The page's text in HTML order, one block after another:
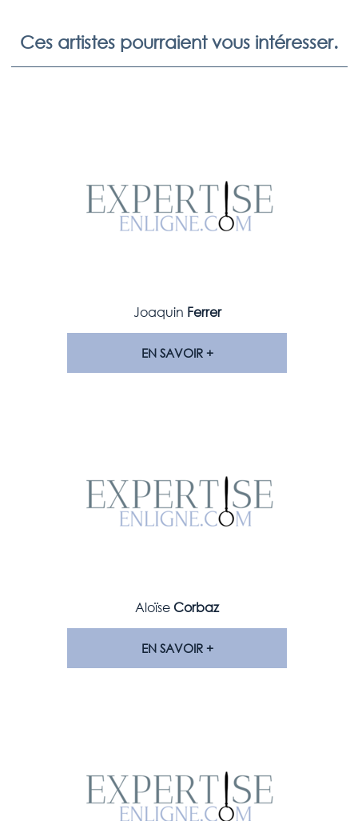
Ces artistes pourraient vous intéresser.
Joaquin Ferrer
EN SAVOIR +
AloïseCorbaz
EN SAVOIR +